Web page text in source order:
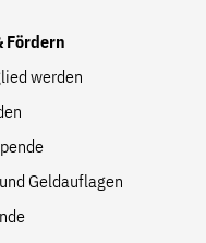
Fördern
werden
Geldauflagen